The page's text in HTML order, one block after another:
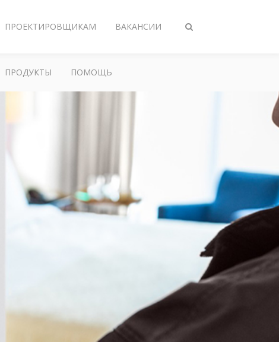
Переключить
ПРОЕКТИРОВЩИКАМ ВАКАНСИИ
ПРОДУКТЫ ПОМОЩЬ